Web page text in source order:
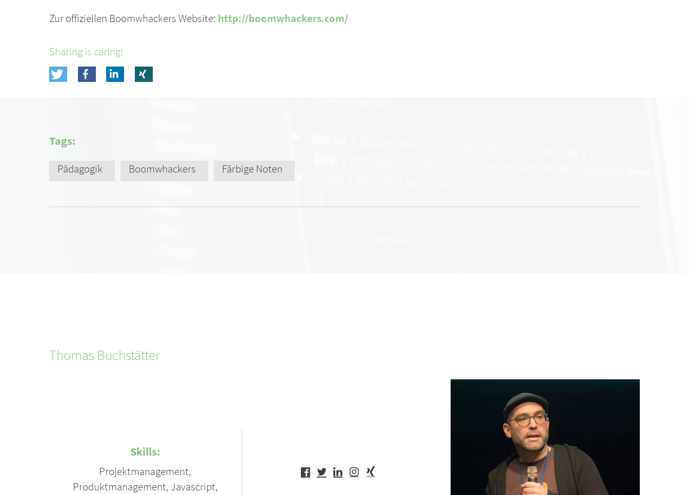
Zur offiziellen Boomwhackers Website: http://boomwhackers.com/
Sharing is caring!
Tags:
Pädagogik
Boomwhackers Färbige Noten
Thomas Buchstätter
Skills:
Projektmanagement,
Produktmanagement, Javascript,